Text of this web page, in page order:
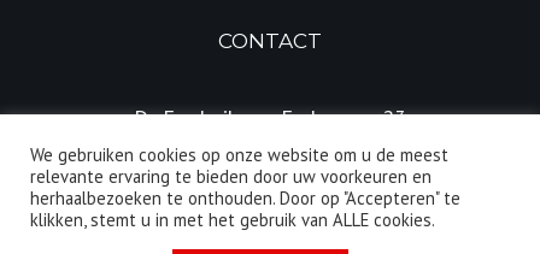
CONTACT
Dr. Frederik van Eedenweg 23
1401 GC Bussum
Nederland
Tel: 06 208 128 77
We gebruiken cookies op onze website om u de meest
relevante ervaring te bieden door uw voorkeuren en
herhaalbezoeken te onthouden. Door op "Accepteren" te
klikken, stemt u in met het gebruik van ALLE cookies.